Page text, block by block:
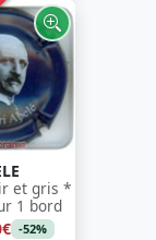
et gris *
1 bord
-52%